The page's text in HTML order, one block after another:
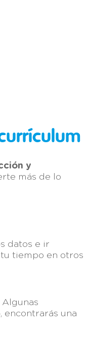
y
más de lo
datos e ir
tiempo en otros
Algunas
encontrarás una